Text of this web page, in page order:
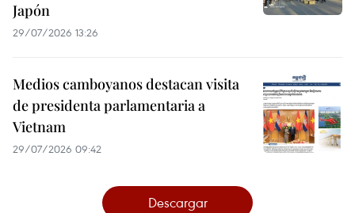
Japón
29/07/2026 13:26
Medios camboyanos destacan visita
de presidenta parlamentaria a
Vietnam
29/07/2026 09:42
Descargar